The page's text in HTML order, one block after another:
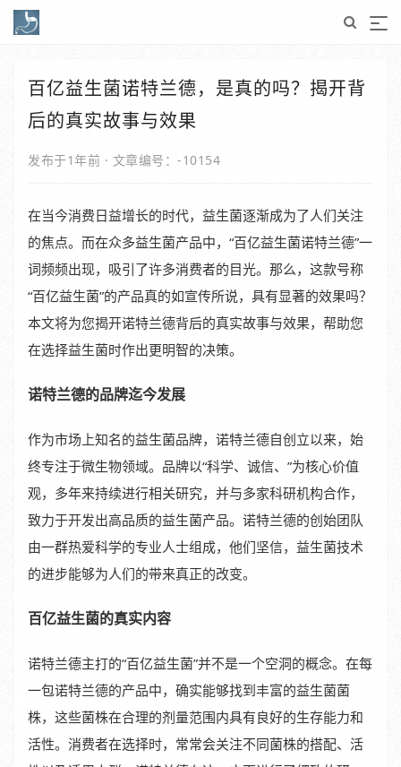
百亿益生菌诺特兰德，是真的吗？揭开背
后的真实故事与效果
发布于1年前 · 文章编号：-10154
在当今消费日益增长的时代，益生菌逐渐成为了人们关注
的焦点。而在众多益生菌产品中，“百亿益生菌诺特兰德”一
词频频出现，吸引了许多消费者的目光。那么，这款号称
“百亿益生菌”的产品真的如宣传所说，具有显著的效果吗？
本文将为您揭开诺特兰德背后的真实故事与效果，帮助您
在选择益生菌时作出更明智的决策。
诺特兰德的品牌迄今发展
作为市场上知名的益生菌品牌，诺特兰德自创立以来，始
终专注于微生物领域。品牌以“科学、诚信、”为核心价值
观，多年来持续进行相关研究，并与多家科研机构合作，
致力于开发出高品质的益生菌产品。诺特兰德的创始团队
由一群热爱科学的专业人士组成，他们坚信，益生菌技术
的进步能够为人们的带来真正的改变。
百亿益生菌的真实内容
诺特兰德主打的“百亿益生菌”并不是一个空洞的概念。在每
一包诺特兰德的产品中，确实能够找到丰富的益生菌菌
株，这些菌株在合理的剂量范围内具有良好的生存能力和
活性。消费者在选择时，常常会关注不同菌株的搭配、活